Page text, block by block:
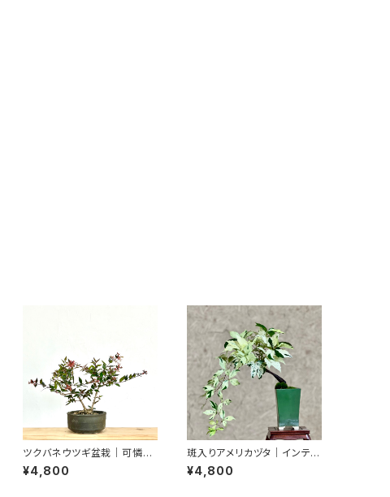
ツクバネウツギ盆栽｜可憐な
花を楽しむ一点物｜高さ約25
cm
¥4,800
斑入りアメリカヅタ｜インテリ
アを楽しむ盆栽｜高さ約16c
m
¥4,800